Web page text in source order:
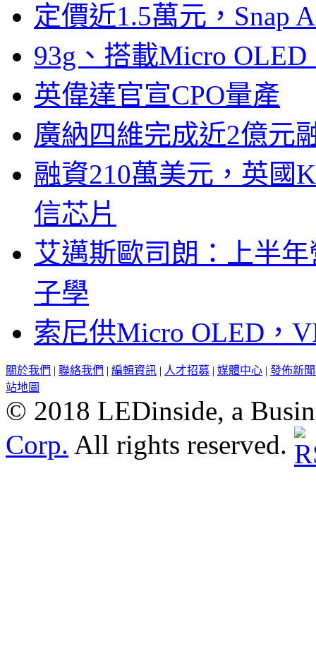
定價近1.5萬元，Snap
93g、搭載Micro
英偉達官宣CPO量產
廣納四維完成近2億元
融資210萬美元，英國
信芯片
艾邁斯歐司朗：上半
子學
索尼供Micro OLED，
關於我們 | 聯絡我們 | 編輯資訊 | 人才招募 | 媒體中心 | 發佈新
站地圖
© 2018 LEDinside, a
Corp. All rights reserved.